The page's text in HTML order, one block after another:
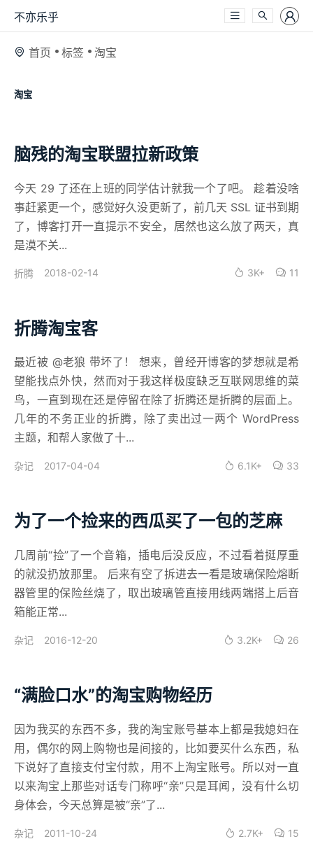
不亦乐乎
首页 标签 淘宝
淘宝
脑残的淘宝联盟拉新政策
今天 29 了还在上班的同学估计就我一个了吧。 趁着没啥
事赶紧更一个，感觉好久没更新了，前几天 SSL 证书到期
了，博客打开一直提示不安全，居然也这么放了两天，真
是漠不关...
折腾 2018-02-14 3K+ 11
折腾淘宝客
最近被 @老狼 带坏了！ 想来，曾经开博客的梦想就是希
望能找点外快，然而对于我这样极度缺乏互联网思维的菜
鸟，一直到现在还是停留在除了折腾还是折腾的层面上。
几年的不务正业的折腾，除了卖出过一两个 WordPress
主题，和帮人家做了十...
杂记 2017-04-04 6.1K+ 33
为了一个捡来的西瓜买了一包的芝麻
几周前“捡”了一个音箱，插电后没反应，不过看着挺厚重
的就没扔放那里。 后来有空了拆进去一看是玻璃保险熔断
器管里的保险丝烧了，取出玻璃管直接用线两端搭上后音
箱能正常...
杂记 2016-12-20 3.2K+ 26
“满脸口水”的淘宝购物经历
因为我买的东西不多，我的淘宝账号基本上都是我媳妇在
用，偶尔的网上购物也是间接的，比如要买什么东西，私
下说好了直接支付宝付款，用不上淘宝账号。所以对一直
以来淘宝上那些对话专门称呼“亲”只是耳闻，没有什么切
身体会，今天总算是被“亲”了...
杂记 2011-10-24 2.7K+ 15